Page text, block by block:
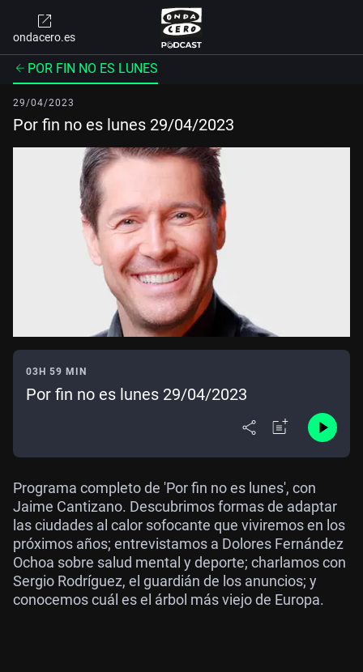
ondacero.es
POR FIN NO ES LUNES
29/04/2023
Por fin no es lunes 29/04/2023
03H 59 MIN
Por fin no es lunes 29/04/2023
Programa completo de 'Por fin no es lunes', con
Jaime Cantizano. Descubrimos formas de adaptar
las ciudades al calor sofocante que viviremos en los
próximos años; entrevistamos a Dolores Fernández
Ochoa sobre salud mental y deporte; charlamos con
Sergio Rodríguez, el guardián de los anuncios; y
conocemos cuál es el árbol más viejo de Europa.